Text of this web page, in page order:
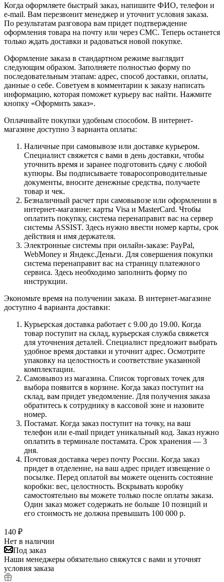
Когда оформляете быстрый заказ, напишите ФИО, телефон и
e-mail. Вам перезвонит менеджер и уточнит условия заказа.
По результатам разговора вам придет подтверждение
оформления товара на почту или через СМС. Теперь останется
только ждать доставки и радоваться новой покупке.
Оформление заказа в стандартном режиме выглядит
следующим образом. Заполняете полностью форму по
последовательным этапам: адрес, способ доставки, оплаты,
данные о себе. Советуем в комментарии к заказу написать
информацию, которая поможет курьеру вас найти. Нажмите
кнопку «Оформить заказ».
Оплачивайте покупки удобным способом. В интернет-
магазине доступно 3 варианта оплаты:
Наличные при самовывозе или доставке курьером.
Специалист свяжется с вами в день доставки, чтобы
уточнить время и заранее подготовить сдачу с любой
купюры. Вы подписываете товаросопроводительные
документы, вносите денежные средства, получаете
товар и чек.
Безналичный расчет при самовывозе или оформлении в
интернет-магазине: карты Visa и MasterCard. Чтобы
оплатить покупку, система перенаправит вас на сервер
системы ASSIST. Здесь нужно ввести номер карты, срок
действия и имя держателя.
Электронные системы при онлайн-заказе: PayPal,
WebMoney и Яндекс.Деньги. Для совершения покупки
система перенаправит вас на страницу платежного
сервиса. Здесь необходимо заполнить форму по
инструкции.
Экономьте время на получении заказа. В интернет-магазине
доступно 4 варианта доставки:
Курьерская доставка работает с 9.00 до 19.00. Когда
товар поступит на склад, курьерская служба свяжется
для уточнения деталей. Специалист предложит выбрать
удобное время доставки и уточнит адрес. Осмотрите
упаковку на целостность и соответствие указанной
комплектации.
Самовывоз из магазина. Список торговых точек для
выбора появится в корзине. Когда заказ поступит на
склад, вам придет уведомление. Для получения заказа
обратитесь к сотруднику в кассовой зоне и назовите
номер.
Постамат. Когда заказ поступит на точку, на ваш
телефон или e-mail придет уникальный код. Заказ нужно
оплатить в терминале постамата. Срок хранения — 3
дня.
Почтовая доставка через почту России. Когда заказ
придет в отделение, на ваш адрес придет извещение о
посылке. Перед оплатой вы можете оценить состояние
коробки: вес, целостность. Вскрывать коробку
самостоятельно вы можете только после оплаты заказа.
Один заказ может содержать не больше 10 позиций и
его стоимость не должна превышать 100 000 р.
140 ₽
Нет в наличии
Под заказ
Наши менеджеры обязательно свяжутся с вами и уточнят
условия заказа